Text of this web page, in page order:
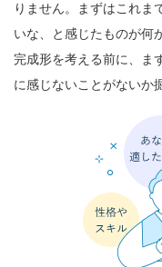
りません。まずはこれま
いな、と感じたものが何
完成形を考える前に、ま
に感じないことがないか